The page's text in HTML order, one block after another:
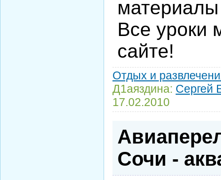
Все уроки
сайте!
Отдых и
Д1аяздина: Сергей
17.02.2010
Сочи -